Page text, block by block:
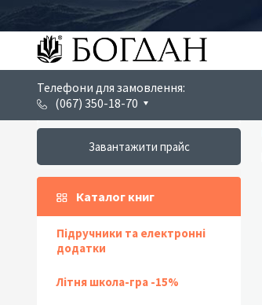
Телефони для замовлення:
(067) 350-18-70
Завантажити прайс
Каталог книг
Підручники та електронні
додатки
Літня школа-гра -15%